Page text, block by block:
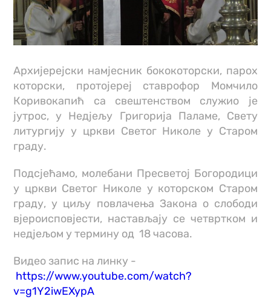
Архијерејски намјесник бококоторски, парох
которски, протојереј ставрофор Момчило
Коривокапић са свештенством служио је
јутрос, у Недјељу Григорија Паламе, Свету
литургију у цркви Светог Николе у Старом
граду.
Подсјећамо, молебани Пресветој Богородици
у цркви Светог Николе у которском Старом
граду, у циљу повлачења Закона о слободи
вјероисповјести, настављају се четвртком и
недјељом у термину од 18 часова.
Видео запис на линку -
https://www.youtube.com/watch?
v=g1Y2iwEXypA